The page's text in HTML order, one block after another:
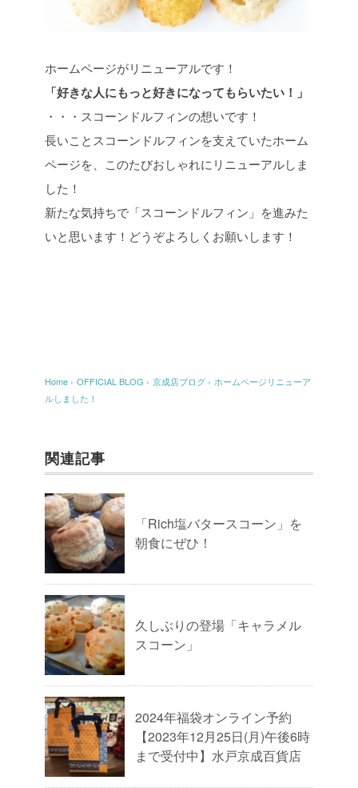
ホームページがリニューアルです！
「好きな人にもっと好きになってもらいたい！」
・・・スコーンドルフィンの想いです！
長いことスコーンドルフィンを支えていたホーム
ページを、このたびおしゃれにリニューアルしま
した！
新たな気持ちで「スコーンドルフィン」を進みた
いと思います！どうぞよろしくお願いします！
Home › OFFICIAL BLOG › 京成店ブログ › ホームページリニューア
ルしました！
関連記事
「Rich塩バタースコーン」を
朝食にぜひ！
久しぶりの登場「キャラメル
スコーン」
2024年福袋オンライン予約
【2023年12月25日(月)午後6時
まで受付中】水戸京成百貨店